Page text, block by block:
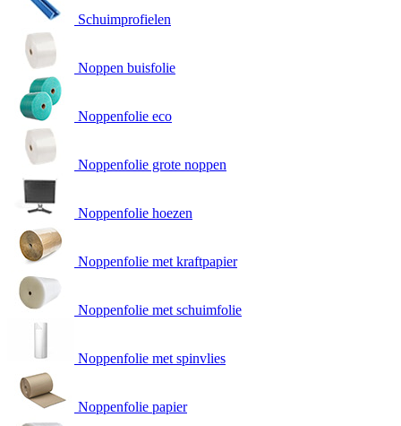
Schuimprofielen
Noppen buisfolie
Noppenfolie eco
Noppenfolie grote noppen
Noppenfolie hoezen
Noppenfolie met kraftpapier
Noppenfolie met schuimfolie
Noppenfolie met spinvlies
Noppenfolie papier